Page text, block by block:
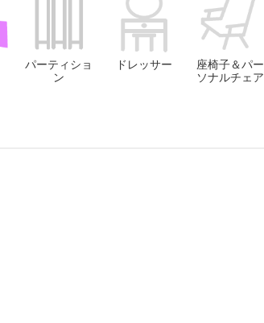
パーティショ
ン
ドレッサー
座椅子＆パー
ソナルチェア